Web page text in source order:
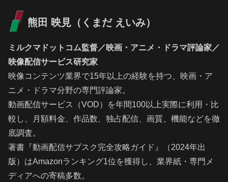
熊田 映見（くまだ えいみ）
ミルクマドットコム監督／映画・アニメ・ドラマ評論家／
映像配信サービス研究家
映像コンテンツ業界で15年以上の経験を持つ、映画・ア
ニメ・ドラマ分野の専門評論家。
動画配信サービス（VOD）を年間100以上実際に利用・比
較し、月額料金、作品数、独占配信、画質、機能などを徹
底調査。
著書『動画配信サブスク完全攻略ガイド』（2024年出
版）はAmazonランキング1位を獲得し、業界紙・専門メ
ディアへの寄稿多数。